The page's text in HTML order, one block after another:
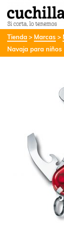
Tienda Marcas
Navaja para